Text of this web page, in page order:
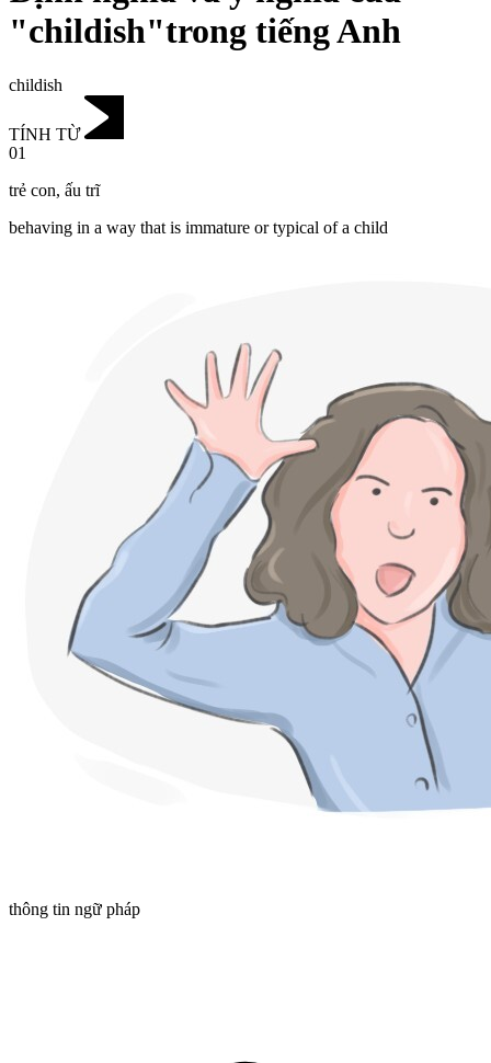
"childish"trong tiếng Anh
childish
TÍNH TỪ
01
trẻ con, ấu trĩ
behaving in a way that is immature or typical of a child
thông tin ngữ pháp